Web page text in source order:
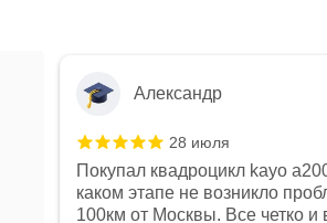
Александр
28 июля
Покупал квадроцикл kayo
каком этапе не возникло
100км от Москвы. Все четко и